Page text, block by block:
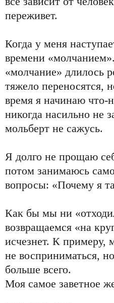
переживет.
Когда у меня
времени
«молчание» длилось
тяжело переносятся,
время я начинаю что-
никогда насильно не
мольберт не сажусь.
Я долго не прощаю
потом занимаюсь
вопросы: «Почему я
Как бы мы ни
возвращаемся «на
исчезнет. К примеру,
не восприниматься,
больше всего.
Моя самое заветное